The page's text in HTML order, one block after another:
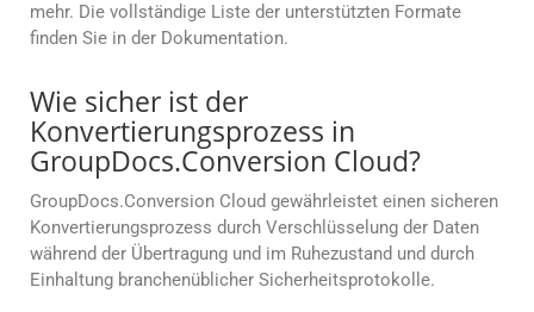
mehr. Die vollständige Liste der unterstützten Formate
finden Sie in der Dokumentation.
Wie sicher ist der
Konvertierungsprozess in
GroupDocs.Conversion Cloud?
GroupDocs.Conversion Cloud gewährleistet einen sicheren
Konvertierungsprozess durch Verschlüsselung der Daten
während der Übertragung und im Ruhezustand und durch
Einhaltung branchenüblicher Sicherheitsprotokolle.